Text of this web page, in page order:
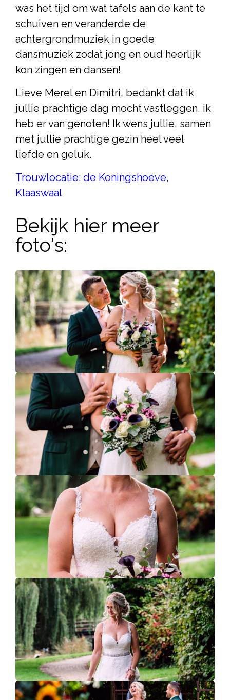
was het tijd om wat tafels aan de kant te
schuiven en veranderde de
achtergrondmuziek in goede
dansmuziek zodat jong en oud heerlijk
kon zingen en dansen!
Lieve Merel en Dimitri, bedankt dat ik
jullie prachtige dag mocht vastleggen, ik
heb er van genoten! Ik wens jullie, samen
met jullie prachtige gezin heel veel
liefde en geluk.
Trouwlocatie: de Koningshoeve,
Klaaswaal
Bekijk hier meer
foto's: